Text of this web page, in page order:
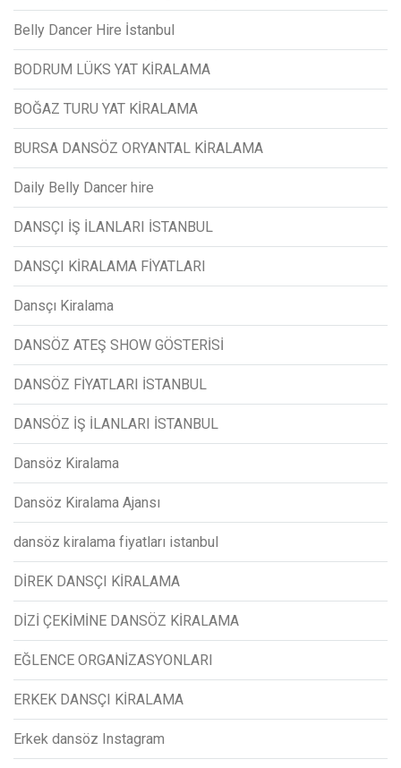
Belly Dancer Hire İstanbul
BODRUM LÜKS YAT KİRALAMA
BOĞAZ TURU YAT KİRALAMA
BURSA DANSÖZ ORYANTAL KİRALAMA
Daily Belly Dancer hire
DANSÇI İŞ İLANLARI İSTANBUL
DANSÇI KİRALAMA FİYATLARI
Dansçı Kiralama
DANSÖZ ATEŞ SHOW GÖSTERİSİ
DANSÖZ FİYATLARI İSTANBUL
DANSÖZ İŞ İLANLARI İSTANBUL
Dansöz Kiralama
Dansöz Kiralama Ajansı
dansöz kiralama fiyatları istanbul
DİREK DANSÇI KİRALAMA
DİZİ ÇEKİMİNE DANSÖZ KİRALAMA
EĞLENCE ORGANİZASYONLARI
ERKEK DANSÇI KİRALAMA
Erkek dansöz Instagram